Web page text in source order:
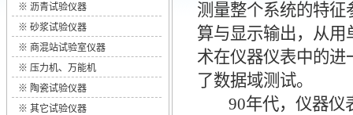
※ 沥青试验仪器
※ 砂浆试验仪器
※ 商混站试验室仪器
※ 压力机、万能机
※ 陶瓷试验仪器
※ 其它试验仪器
测量整个系统的特
算与显示输出，从
术在仪器仪表中的
了数据域测试。
90年代，仪器仪表